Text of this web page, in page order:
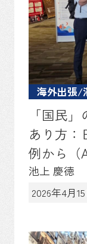
海外出張/
「国民
あり方：
例から（
池上 慶徳
2026年4月